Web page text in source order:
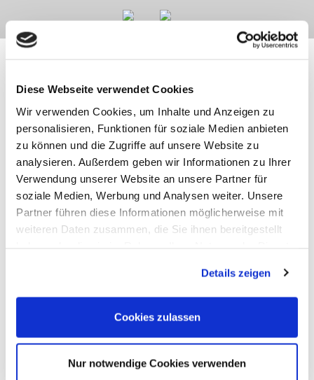
Diese Webseite verwendet Cookies
Wir verwenden Cookies, um Inhalte und Anzeigen zu
personalisieren, Funktionen für soziale Medien anbieten
zu können und die Zugriffe auf unsere Website zu
analysieren. Außerdem geben wir Informationen zu Ihrer
Verwendung unserer Website an unsere Partner für
soziale Medien, Werbung und Analysen weiter. Unsere
Partner führen diese Informationen möglicherweise mit
weiteren Daten zusammen, die Sie ihnen bereitgestellt
Details zeigen
Cookies zulassen
Nur notwendige Cookies verwenden
Kontakt
Meilhaus
Electronic
GmbH
Sonnenlicht 2
82239 Alling
Tel.:
KategorienInformationen
Impressum
AGB
Datenschutz
Widerruf
Zahlarten
Wir sind
ISO9001:2015-
Zahlarten
* Alle Preise inkl. MwSt. |zzgl. Versandkosten| ©
Produkte
Tisch-Oszilloskope mit Display